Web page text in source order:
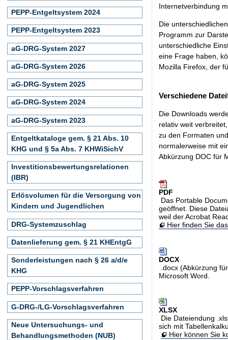
Internetverbindung
Die
Programm zur
unterschiedliche
eine Frage haben,
Mozilla Firefox, der
Verschiedene
Die Downloads
relativ weit
zu den Formaten
normalerweise mit
Abkürzung DOC für
PDF
Das Portable
geöffnet. Diese
weil der Acrobat
Hier finden Sie
DOCX
.docx (Abkürzung
Microsoft Word.
XLSX
Die Dateiendung
sich mit
Hier können Sie
PEPP-Entgeltsystem 2024
PEPP-Entgeltsystem 2023
aG-DRG-System 2027
aG-DRG-System 2026
aG-DRG-System 2025
aG-DRG-System 2024
aG-DRG-System 2023
Entgeltkataloge gem. § 21 Abs. 10
KHG und § 5a Abs. 7 KHWiSichV
Investitionsbewertungsrelationen
(IBR)
Erlösvolumen für die Versorgung von
Kindern und Jugendlichen
DRG-Systemzuschlag
Datenlieferung gem. § 21 KHEntgG
Sonderleistungen nach § 26 a/d/e
KHG
PEPP-Vorschlagsverfahren
G-DRG-/LG-Vorschlagsverfahren
Neue Untersuchungs- und
Behandlungsmethoden (NUB)